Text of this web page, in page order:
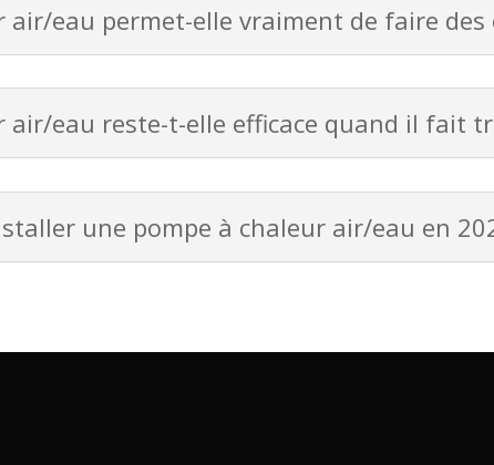
air/eau permet-elle vraiment de faire des
air/eau reste-t-elle efficace quand il fait
une pompe à chaleur air/eau en